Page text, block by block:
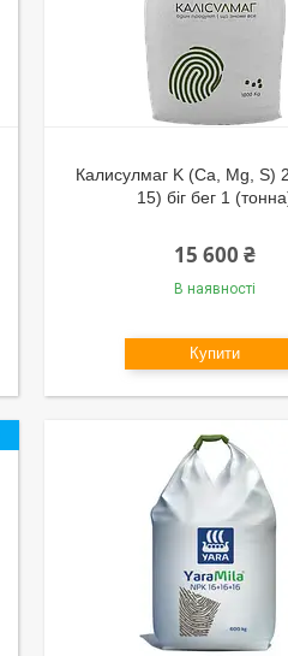
Калисулмаг K (Ca, Mg, S)
15) біг бег 1
15 600 ₴
В наявності
Купити